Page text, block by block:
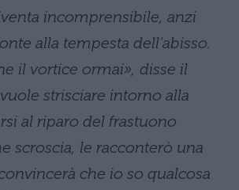
incomprensibile, anzi
alla tempesta dell’abisso.
il vortice ormai», disse il
strisciare intorno alla
al riparo del frastuono
scroscia, le racconterò una
che io so qualcosa